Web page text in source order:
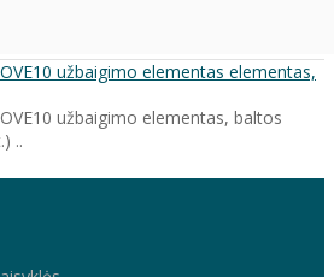
užbaigimo elementas elementas,
užbaigimo elementas, baltos
..